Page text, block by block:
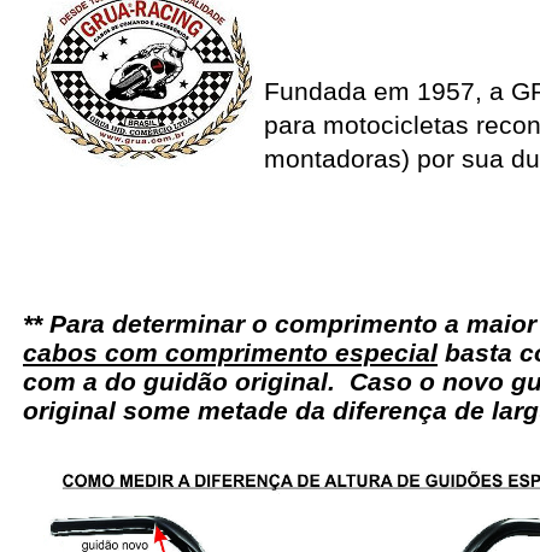
Fundada em 1957, a
para motocicletas
montadoras) por sua
** Para determinar o comprimento a
cabos com comprimento especial basta
com a do guidão original. Caso o novo
original some metade da diferença de